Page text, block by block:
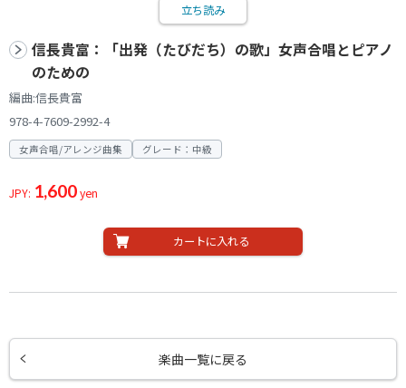
立ち読み
信長貴富：「出発（たびだち）の歌」女声合唱とピアノ
のための
編曲:信長貴富
978-4-7609-2992-4
女声合唱/アレンジ曲集 グレード：中級
JPY: 1,600yen
カートに入れる
楽曲一覧に戻る